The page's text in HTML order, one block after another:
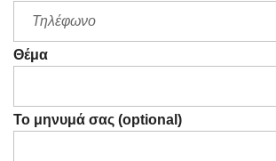
Θέμα
Το μηνυμά σας (optional)